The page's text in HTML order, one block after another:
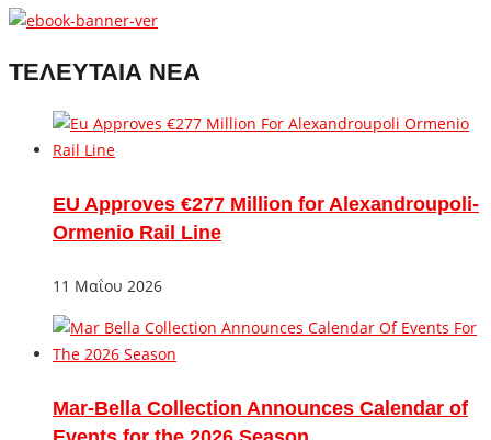
ΤΕΛΕΥΤΑΙΑ ΝΕΑ
EU Approves €277 Million for Alexandroupoli-
Ormenio Rail Line
11 Μαΐου 2026
Mar-Bella Collection Announces Calendar of